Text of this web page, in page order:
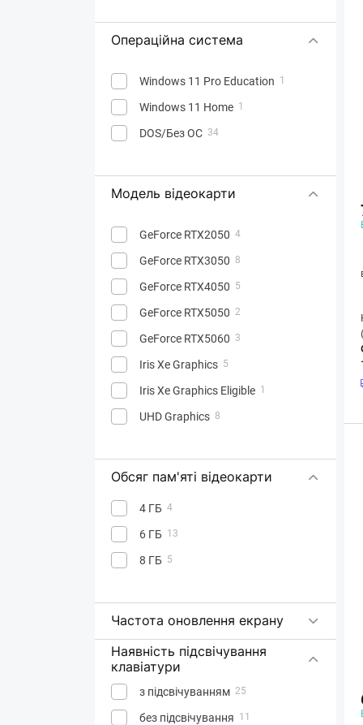
Операційна система
Windows 11 Pro Education 1
Windows 11 Home 1
DOS/Без ОС 34
Модель відеокарти
GeForce RTX2050 4
GeForce RTX3050 8
GeForce RTX4050 5
GeForce RTX5050 2
GeForce RTX5060 3
Iris Xe Graphics 5
Iris Xe Graphics Eligible 1
UHD Graphics 8
Обсяг пам'яті відеокарти
4 ГБ 4
6 ГБ 13
8 ГБ 5
Частота оновлення екрану
Наявність підсвічування
клавіатури
з підсвічуванням 25
без підсвічування 11